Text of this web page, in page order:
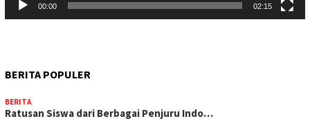
00:00 02:15
BERITA POPULER
BERITA
Ratusan Siswa dari Berbagai Penjuru Indo…